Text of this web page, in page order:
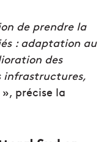
de prendre la
: adaptation au
des
infrastructures,
», précise la